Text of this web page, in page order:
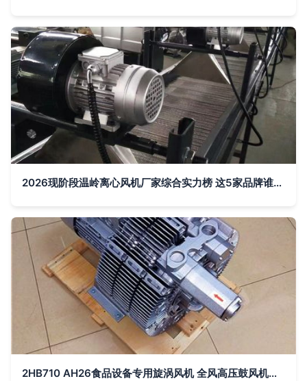
2026现阶段温岭离心风机厂家综合实力榜 这5家品牌谁主沉浮
2HB710 AH26食品设备专用旋涡风机 全风高压鼓风机引领智造通风新风尚